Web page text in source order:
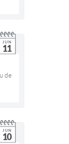
JUN
11
de
JUN
10